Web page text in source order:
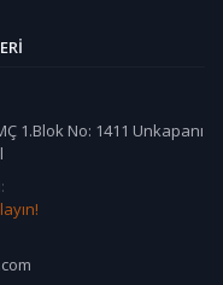
1.Blok No: 1411 Unkapanı